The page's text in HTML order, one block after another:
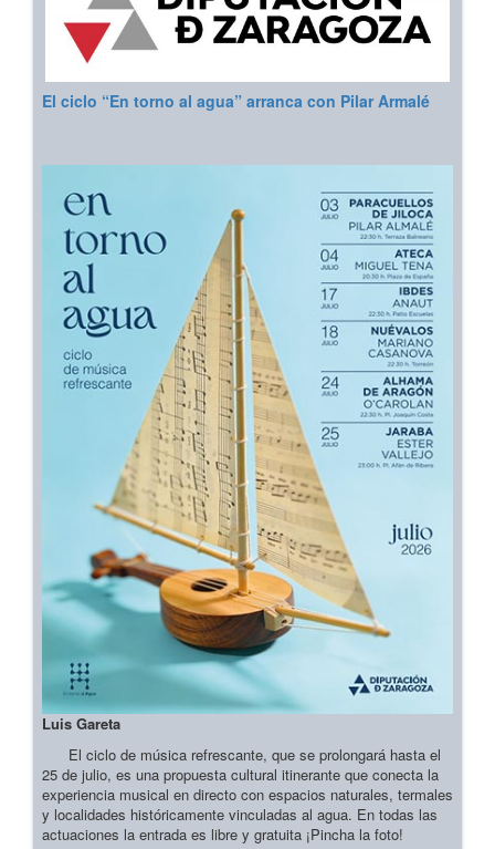
El ciclo “En torno al agua” arranca con Pilar Armalé
Luis Gareta
El ciclo de música refrescante, que se prolongará hasta el
25 de julio, es una propuesta cultural itinerante que conecta la
experiencia musical en directo con espacios naturales, termales
y localidades históricamente vinculadas al agua. En todas las
actuaciones la entrada es libre y gratuita ¡Pincha la foto!